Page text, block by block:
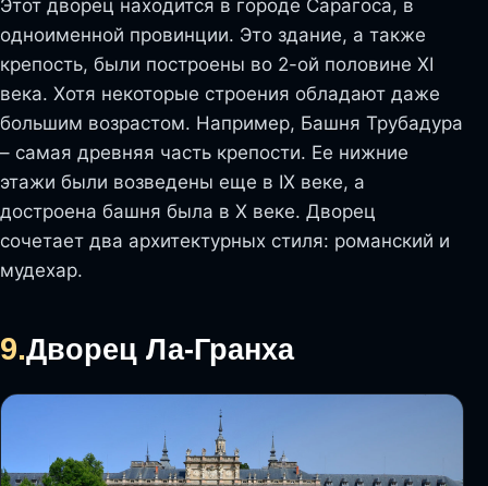
Этот дворец находится в городе Сарагоса, в
одноименной провинции. Это здание, а также
крепость, были построены во 2-ой половине XI
века. Хотя некоторые строения обладают даже
большим возрастом. Например, Башня Трубадура
– самая древняя часть крепости. Ее нижние
этажи были возведены еще в IX веке, а
достроена башня была в X веке. Дворец
сочетает два архитектурных стиля: романский и
мудехар.
9.Дворец Ла-Гранха